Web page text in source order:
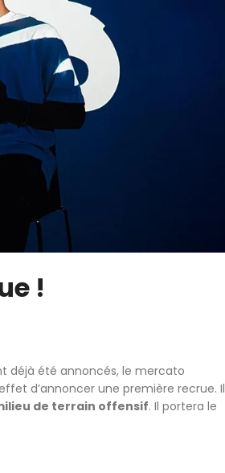
!
déjà été annoncés, le mercato
d’annoncer une première recrue. Il
de terrain offensif. Il portera le